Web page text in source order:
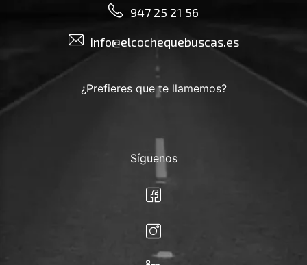
947 25 21 56
info@elcochequebuscas.es
¿Prefieres que te llamemos?
Síguenos